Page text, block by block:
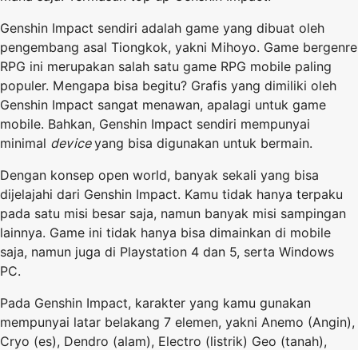
Genshin Impact sendiri adalah game yang dibuat oleh
pengembang asal Tiongkok, yakni Mihoyo. Game bergenre
RPG ini merupakan salah satu game RPG mobile paling
populer. Mengapa bisa begitu? Grafis yang dimiliki oleh
Genshin Impact sangat menawan, apalagi untuk game
mobile. Bahkan, Genshin Impact sendiri mempunyai
minimal deviceyang bisa digunakan untuk bermain.
Dengan konsep open world, banyak sekali yang bisa
dijelajahi dari Genshin Impact. Kamu tidak hanya terpaku
pada satu misi besar saja, namun banyak misi sampingan
lainnya. Game ini tidak hanya bisa dimainkan di mobile
saja, namun juga di Playstation 4 dan 5, serta Windows
PC.
Pada Genshin Impact, karakter yang kamu gunakan
mempunyai latar belakang 7 elemen, yakni Anemo (Angin),
Cryo (es), Dendro (alam), Electro (listrik) Geo (tanah),